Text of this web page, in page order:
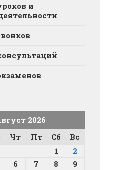
и
2026
Чт Пт Сб
Вс
1
2
6 7 8
9